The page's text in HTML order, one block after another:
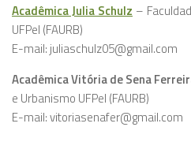
Acadêmica Julia Schulz –
UFPel (FAURB)
E-mail: juliaschulz05@gmail.com
Acadêmica Vitória de Sena
e Urbanismo UFPel (FAURB)
E-mail: vitoriasenafer@gmail.com